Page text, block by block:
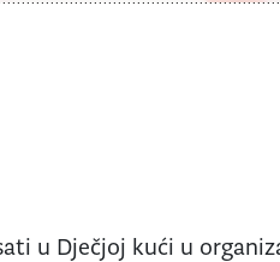
u Dječjoj kući u